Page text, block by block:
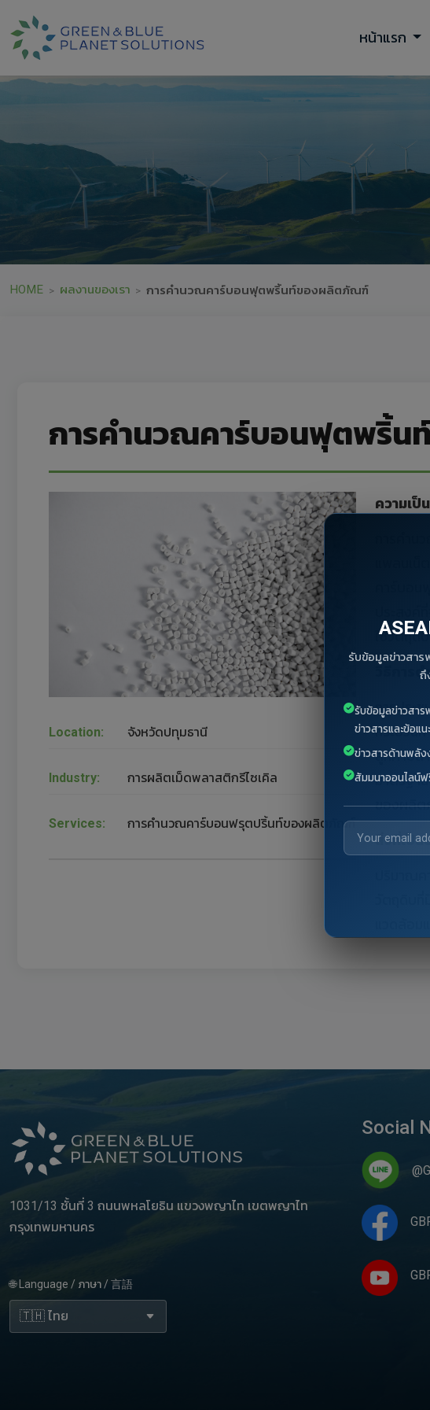
หน้าแรก
HOME > ผลงานของเรา > การคำนวณคาร์บอนฟุตพริ้นท์ของผลิตภัณฑ์
การคำนวณคาร์บอนฟุตพริ้
Location: จังหวัดปทุมธานี
Industry: การผลิตเม็ดพลาสติกรีไซเคิล
Services: การคำนวณคาร์บอนฟรุตปริ้นท์ของผลิตภัณฑ์
ความเป็
การคำ
แพลนเ
คาร์บอ
ประสง
ใช้วัตถุดิ
วิธีการด
การประ
กระบวน
ลูกค้าปล
มาตรฐา
ของผลิต
สิ่งที่เป็น
ปริมาณ
วัตถุดิบ
1031/13 ชั้นที่ 3 ถนนพหลโยธิน แขวงพญาไท เขตพญาไท
กรุงเทพมหานคร
🌐 Language / ภาษา / 言語
Social
รับข้อมูลข่าวสา
ถึ
รับข้อมูลข่าวสา
ข่าวสารและข้อแ
ข่าวสารด้านพลัง
สัมมนาออนไลน์